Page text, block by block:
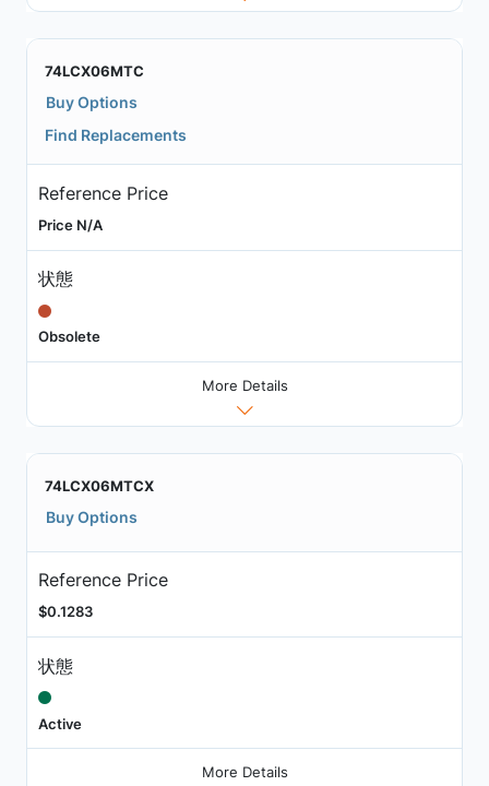
74LCX06MTC
Buy Options
Find Replacements
Reference Price
Price N/A
状態
Obsolete
More Details
74LCX06MTCX
Buy Options
Reference Price
$0.1283
状態
Active
More Details